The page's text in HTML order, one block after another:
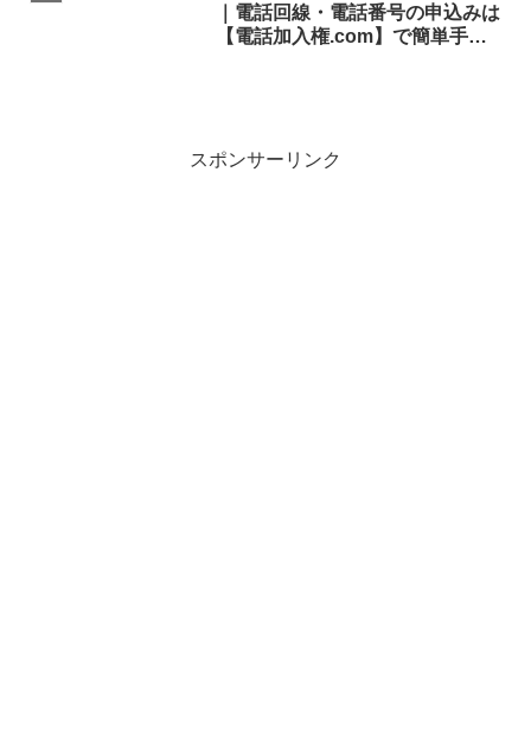
｜電話回線・電話番号の申込みは
【電話加入権.com】で簡単手続
スポンサーリンク